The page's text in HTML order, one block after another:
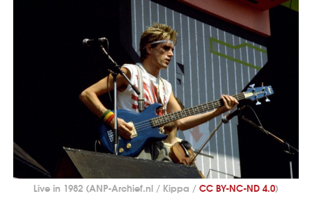
Live in 1982 (ANP-Archief.nl / Kippa / CC BY-NC-ND 4.0)